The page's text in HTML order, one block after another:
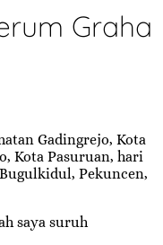
Graha
Gadingrejo, Kota
Kota Pasuruan, hari
Pekuncen,
saya suruh